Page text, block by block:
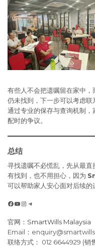
有些人不会把遗嘱留在家中
仍未找到，下一步可以考虑联
通过专业的保存与查询机制
配时的争议。
总结
寻找遗嘱不必慌乱，先从最
有找到，也不用担心，因为
可以帮助家人安心面对后续的
Facebook
YouTube
Instagram
Telegram
官网： SmartWills Malaysia
Email：
联络方式： 012 6644929 (销